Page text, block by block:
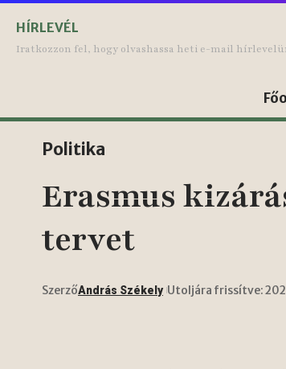
HÍRLEVÉL
Iratkozzon fel, hogy olvashassa heti e-mail
Politika
Erasmus
tervet
SzerzőAndrás Székely Utoljára frissítve: